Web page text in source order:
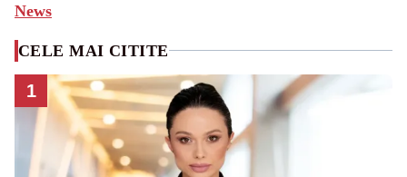
News
CELE MAI CITITE
1